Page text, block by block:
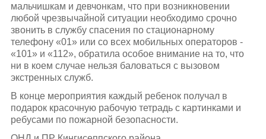
мальчишкам и девчонкам, что при возникновении
любой чрезвычайной ситуации необходимо срочно
звонить в службу спасения по стационарному
телефону «01» или со всех мобильных операторов -
«101» и «112», обратила особое внимание на то, что
ни в коем случае нельзя баловаться с вызовом
экстренных служб.
В конце мероприятия каждый ребенок получал в
подарок красочную рабочую тетрадь с картинками и
ребусами по пожарной безопасности.